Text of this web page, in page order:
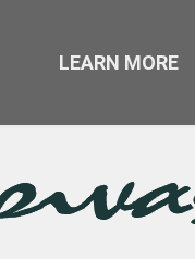
LEARN MORE